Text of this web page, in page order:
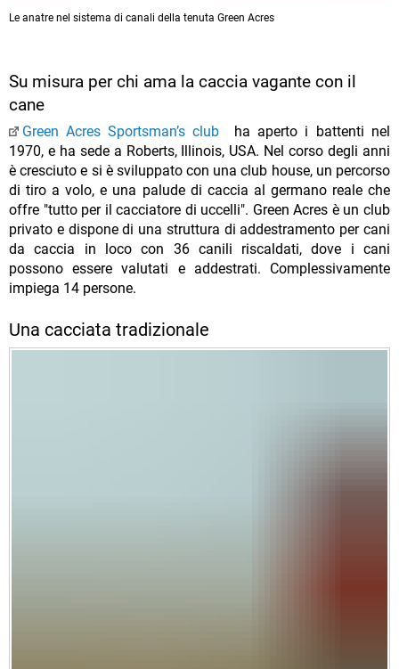
Le anatre nel sistema di canali della tenuta Green Acres
Su misura per chi ama la caccia vagante con il
cane
Green Acres Sportsman’s club ha aperto i battenti nel
1970, e ha sede a Roberts, Illinois, USA. Nel corso degli anni
è cresciuto e si è sviluppato con una club house, un percorso
di tiro a volo, e una palude di caccia al germano reale che
offre "tutto per il cacciatore di uccelli". Green Acres è un club
privato e dispone di una struttura di addestramento per cani
da caccia in loco con 36 canili riscaldati, dove i cani
possono essere valutati e addestrati. Complessivamente
impiega 14 persone.
Una cacciata tradizionale